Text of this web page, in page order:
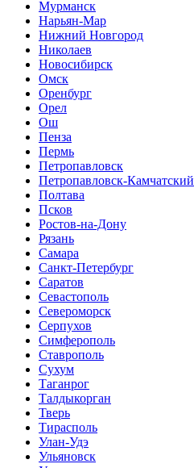
Мурманск
Нарьян-Мар
Нижний Новгород
Николаев
Новосибирск
Омск
Оренбург
Орел
Ош
Пенза
Пермь
Петропавловск
Петропавловск-Камчатский
Полтава
Псков
Ростов-на-Дону
Рязань
Самара
Санкт-Петербург
Саратов
Севастополь
Североморск
Серпухов
Симферополь
Ставрополь
Сухум
Таганрог
Tалдыкорган
Тверь
Тирасполь
Улан-Удэ
Ульяновск